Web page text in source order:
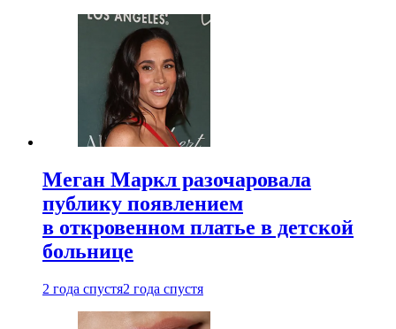
Меган Маркл разочаровала
публику появлением
в откровенном платье в детской
больнице
2 года спустя2 года спустя